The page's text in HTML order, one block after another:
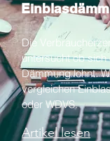
Die
untersucht ob sich
Dämmung lohnt.
vergleichen
oder WDVS.
Artikel lesen